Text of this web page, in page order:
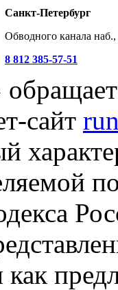
Санкт-Петербург
Обводного канала
8 812 385-57-51
сайт
как